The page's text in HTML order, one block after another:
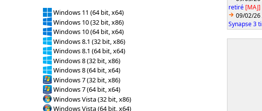
Windows 11 (64 bit, x64)
Windows 10 (32 bit, x86)
Windows 10 (64 bit, x64)
Windows 8.1 (32 bit, x86)
Windows 8.1 (64 bit, x64)
Windows 8 (32 bit, x86)
Windows 8 (64 bit, x64)
Windows 7 (32 bit, x86)
Windows 7 (64 bit, x64)
Windows Vista (32 bit, x86)
Windows Vista (64 bit, x64)
retiré [MAJ]
09/02/26
Synapse 3